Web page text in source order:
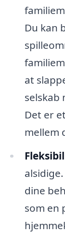
Du kan
at
selskab
Det er
mellem
dine
som en